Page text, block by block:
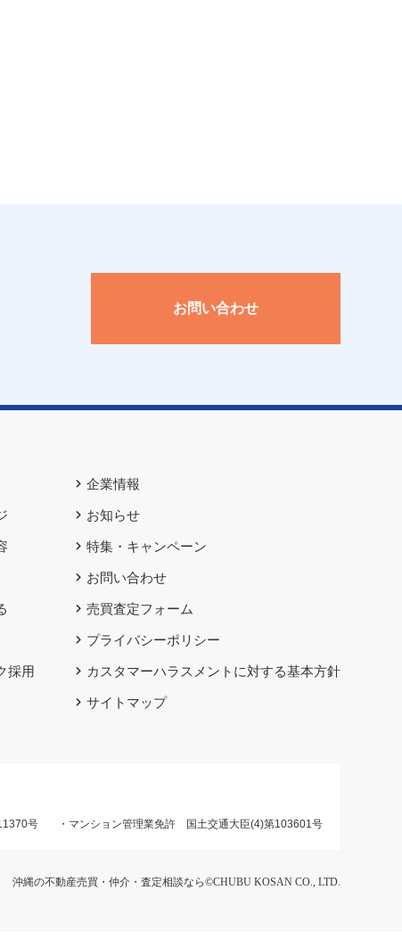
お問い合わせ
採用
企業情報
お知らせ
特集・キャンペーン
お問い合わせ
売買査定フォーム
プライバシーポリシー
カスタマーハラスメントに対する基本方針
サイトマップ
号 ・マンション管理業免許 国土交通大臣(4)第103601号
沖縄の不動産売買・仲介・査定相談なら©CHUBU KOSAN CO., LTD.